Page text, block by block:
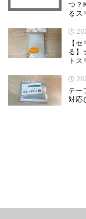
つ？
るス
【
る】
トス
テー
対応